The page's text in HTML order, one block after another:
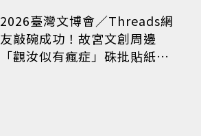
2026臺灣文博會／Threads網
友敲碗成功！故宮文創周邊
「觀汝似有瘋症」硃批貼紙搶